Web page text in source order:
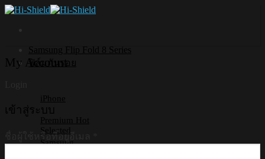
Skip
Samsung Flip Fold 8 Series
ฟิล์มกันรอย
iPhone
Premium
Selected
Samsung
My Account
เข้าสู่ระบบ
ชื่อผู้ใช้หรือที่อยู่อีเมล